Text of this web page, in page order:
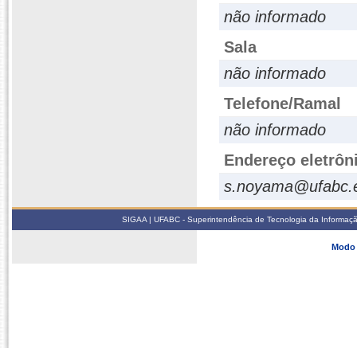
não informado
Sala
não informado
Telefone/Ramal
não informado
Endereço
SIGAA | UFABC - Superintendência de Tecnologia da
Modo